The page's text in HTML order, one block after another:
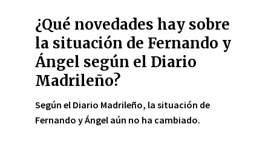
¿Qué novedades hay sobre
la situación de Fernando y
Ángel según el Diario
Madrileño?
Según el Diario Madrileño, la situación de
Fernando y Ángel aún no ha cambiado.